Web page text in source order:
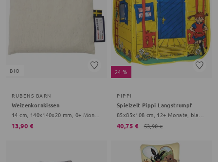
BIO
RUBENS BARN
Weizenkornkissen
14 cm, 140x140x20 mm, 0+ Monate, creme
13,90 €
24 %
PIPPI
Spielzelt Pippi Langstrumpf
40,75 € 53,90 €